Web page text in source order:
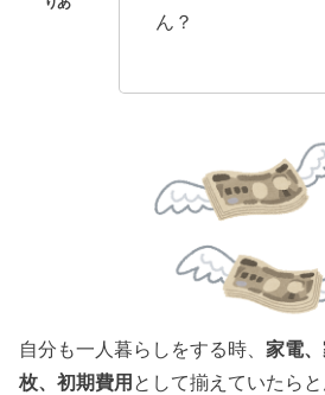
ん？
自分も一人暮らしをする時、家電
枚、初期費用 として揃えていたら